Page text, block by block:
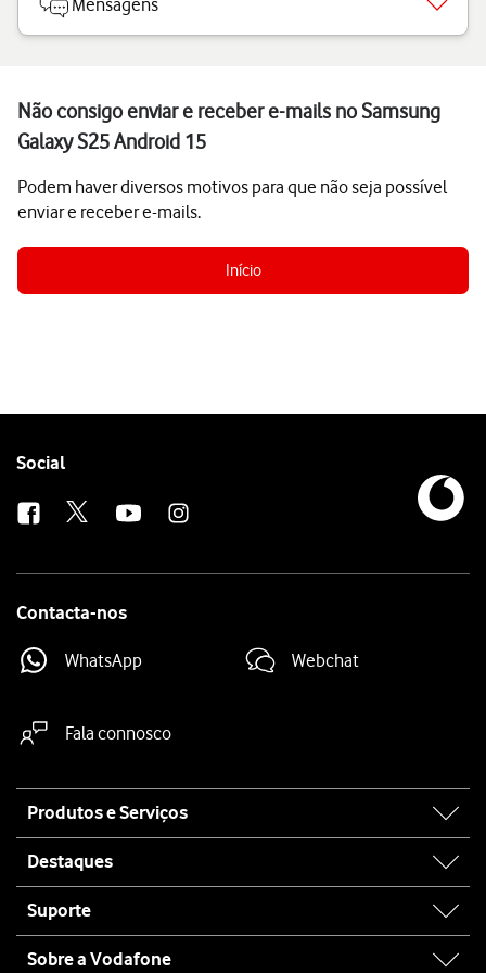
Mensagens
Não consigo enviar e receber e-mails no Samsung
Galaxy S25 Android 15
Podem haver diversos motivos para que não seja possível
enviar e receber e-mails.
Início
Follow
Social
Contacta-nos
WhatsApp Webchat
Fala connosco
map
Produtos e Serviços
Destaques
Suporte
Sobre a Vodafone